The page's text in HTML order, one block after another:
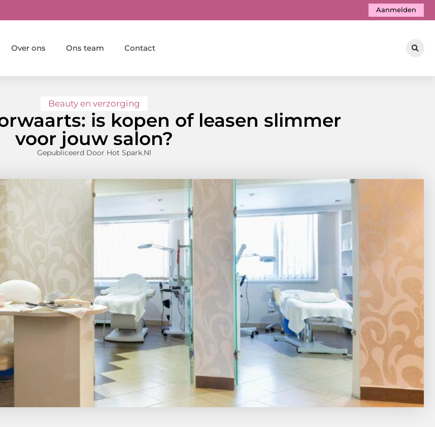
Aanmelden
Over ons Ons team Contact
Beauty en verzorging
is kopen of leasen slimmer
voor jouw salon?
Gepubliceerd Door Hot Spark.nl